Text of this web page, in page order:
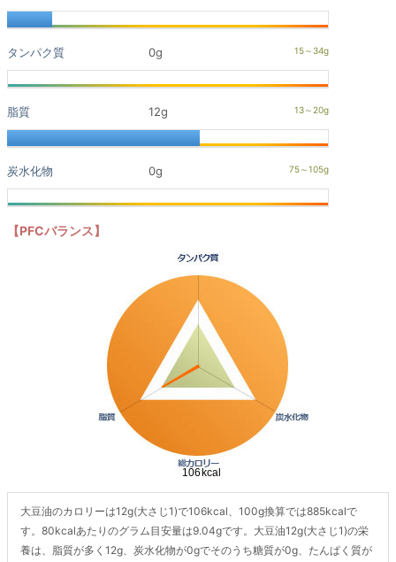
タンパク質 0g
脂質 12g
炭水化物 0g
【PFCバランス】
大豆油のカロリーは12g(大さじ1)で106kcal、100g換算では885kcalで
す。80kcalあたりのグラム目安量は9.04gです。大豆油12g(大さじ1)の栄
養は、脂質が多く12g、炭水化物が0gでそのうち糖質が0g、たんぱく質が